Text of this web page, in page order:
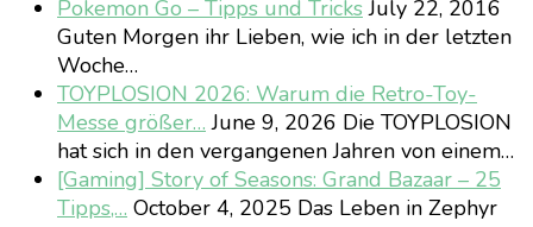
Pokemon Go – Tipps und TricksJuly 22, 2016
Guten Morgen ihr Lieben, wie ich in der letzten
Woche…
TOYPLOSION 2026: Warum die Retro-Toy-
Messe größer… June 9, 2026 Die TOYPLOSION
hat sich in den vergangenen Jahren von einem…
[Gaming] Story of Seasons: Grand Bazaar – 25
Tipps,… October 4, 2025 Das Leben in Zephyr